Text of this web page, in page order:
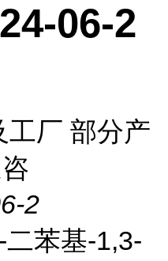
06-2
工厂 部分产
2
苯基-1,3-